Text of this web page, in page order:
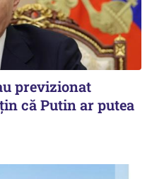
previzionat
că Putin ar putea